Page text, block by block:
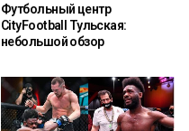
Футбольный центр
CityFootball Тульская:
небольшой обзор